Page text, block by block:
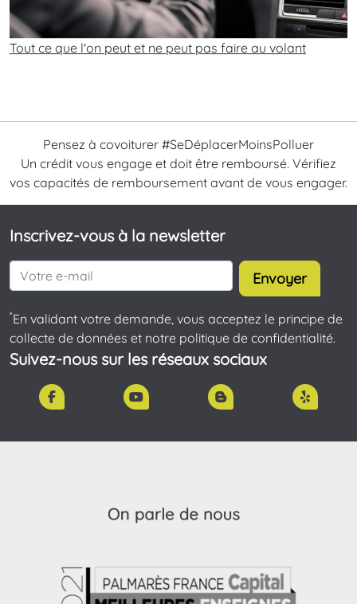
Tout ce que l'on peut et ne peut pas faire au volant
Pensez à covoiturer #SeDéplacerMoinsPolluer
Un crédit vous engage et doit être remboursé. Vérifiez
vos capacités de remboursement avant de vous engager.
Inscrivez-vous à la newsletter
Envoyer
*En validant votre demande, vous acceptez le principe de
collecte de données et notre politique de confidentialité.
Suivez-nous sur les réseaux sociaux